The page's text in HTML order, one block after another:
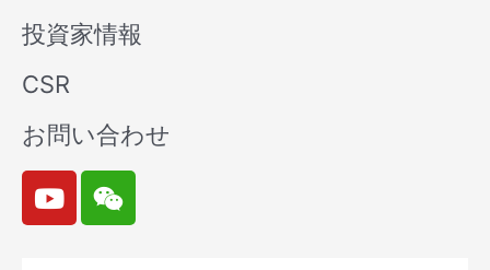
投資家情報
CSR
お問い合わせ
Y
o
W
e